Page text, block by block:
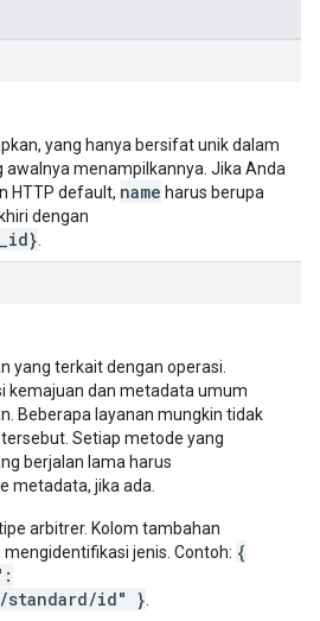
yang hanya bersifat unik dalam
awalnya menampilkannya. Jika Anda
HTTP default, name harus berupa
dengan
yang terkait dengan operasi.
kemajuan dan metadata umum
Beberapa layanan mungkin tidak
Setiap metode yang
berjalan lama harus
metadata, jika ada.
arbitrer. Kolom tambahan
mengidentifikasi jenis. Contoh: {
standard/id" }